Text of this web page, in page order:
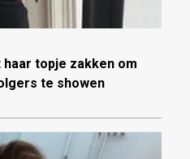
topje zakken om
te showen